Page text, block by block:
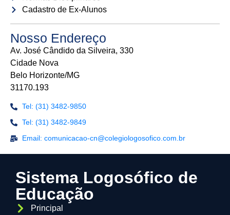
Cadastro de Ex-Alunos
Nosso Endereço
Av. José Cândido da Silveira, 330
Cidade Nova
Belo Horizonte/MG
31170.193
Tel: (31) 3482-9850
Tel: (31) 3482-9849
Email: comunicacao-cn@colegiologosofico.com.br
Sistema Logosófico de
Educação
Principal